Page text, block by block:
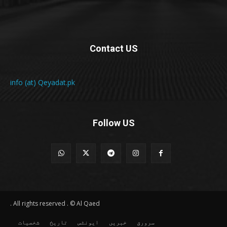
Contact US
info (at) Qeyadat.pk
Follow US
All rights reserved . © Al Qaed .
سرورق خبریں ایونٹس تاریخ شخصیات